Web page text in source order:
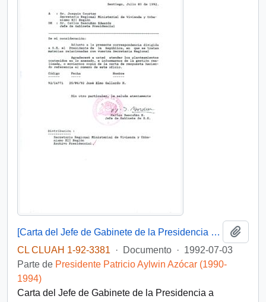
[Carta del Jefe de Gabinete de la Presidencia a SEREMI de Vivienda XII Región]
CL CLUAH 1-92-3381
· Documento · 1992-07-03
Parte de Presidente Patricio Aylwin Azócar (1990-
1994)
Carta del Jefe de Gabinete de la Presidencia a